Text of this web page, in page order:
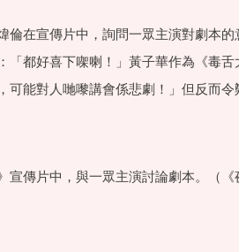
倫在宣傳片中，詢問一眾主演對劇本
「都好喜下㗎喇！」黃子華作為《毒
可能對人哋嚟講會係悲劇！」但反而令
宣傳片中，與一眾主演討論劇本。（《